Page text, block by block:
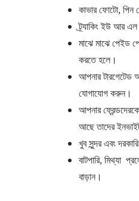
কাভার ফোটো, পিন
ট্র্যাকিং ইউ আর
মাঝে মাঝে পেইড
করতে হলে।
আপনার টারগেটেড
যোগাযোগ করুন।
আপনার
আছে তাদের
খুব সুন্দর এবং
বাটপারি, মিথ্যা
বাড়ান।